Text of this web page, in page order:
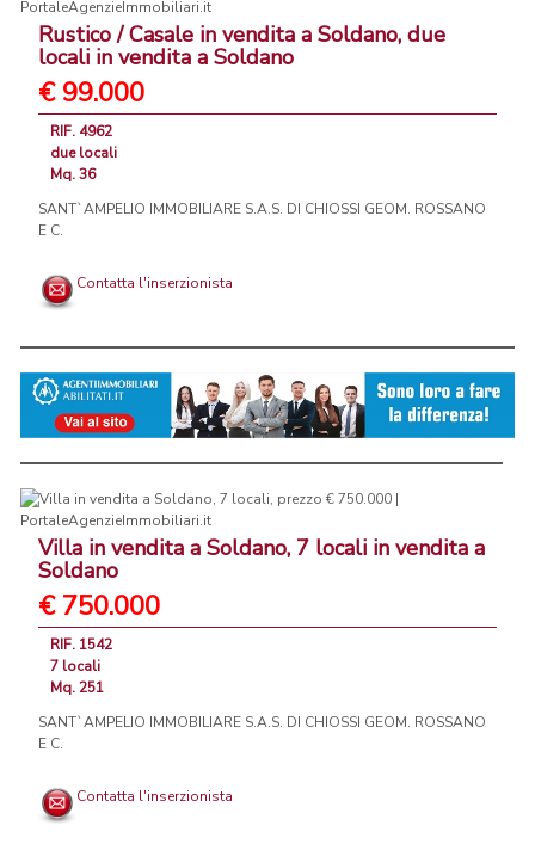
Rustico / Casale in vendita a Soldano, due
locali in vendita a Soldano
€ 99.000
RIF. 4962
due locali
Mq. 36
SANT`AMPELIO IMMOBILIARE S.A.S. DI CHIOSSI GEOM. ROSSANO
E C.
Contatta l'inserzionista
Villa in vendita a Soldano, 7 locali in vendita a
Soldano
€ 750.000
RIF. 1542
7 locali
Mq. 251
SANT`AMPELIO IMMOBILIARE S.A.S. DI CHIOSSI GEOM. ROSSANO
E C.
Contatta l'inserzionista